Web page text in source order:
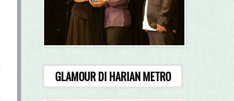
GLAMOUR DI HARIAN METRO